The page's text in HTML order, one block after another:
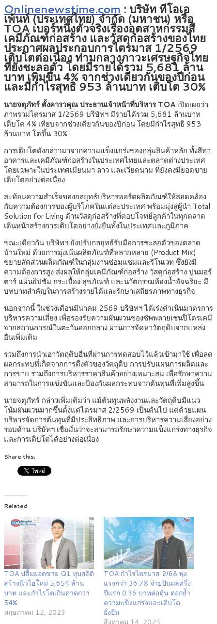
Onlinenewstime.com : บริษัท ทีโอเอ
เพ้นท์ (ประเทศไทย) จำกัด (มหาชน) หรือ
TOA เบอร์หนึ่งตัวจริงเรื่องอุตสาหกรรมสี
เคมีภัณฑ์ก่อสร้าง และวัสดุก่อสร้างของไทย
ประกาศผลประกอบการไตรมาส 1/2569
เติบโตต่อเนื่อง ท่ามกลางภาวะเศรษฐกิจไทย
ที่ยังชะลอตัว โดยมีรายได้รวม 5,681 ล้าน
บาท เพิ่มขึ้น 4% จากช่วงเดียวกันของปีก่อน
และมีกำไรสุทธิ 953 ล้านบาท เติบโต 30%
นายจตุภัทร์ ตั้งคารวคุณ ประธานเจ้าหน้าที่บริหาร TOA เปิดเผยว่า
ภาพรวมไตรมาส 1/2569 บริษัทฯ มีรายได้รวม 5,681 ล้านบาท
เติบโต 4% เทียบจากช่วงเดียวกันของปีก่อน โดยมีกำไรสุทธิ 953
ล้านบาท โตขึ้น 30%
การเติบโตดังกล่าวมาจากความแข็งแกร่งของกลุ่มสินค้าหลัก ทั้งสีทา
อาคารและเคมีภัณฑ์ก่อสร้างในประเทศไทยและตลาดต่างประเทศ
โดยเฉพาะในประเทศเมียนมา ลาว และเวียดนาม ที่ยังคงมียอดขาย
เติบโตอย่างต่อเนื่อง
สะท้อนความสำเร็จของกลยุทธ์บริหารพอร์ตผลิตภัณฑ์ให้สอดคล้อง
กับความต้องการของผู้บริโภคในแต่ละประเทศ พร้อมมุ่งสู่ผู้นำ Total
Solution for Living ด้านวัสดุก่อสร้างที่ตอบโจทย์ลูกค้าในทุกตลาด
เดินหน้าสร้างการเติบโตอย่างยั่งยืนทั้งในประเทศและภูมิภาค
ขณะเดียวกัน บริษัทฯ ยังปรับกลยุทธ์รับมือการชะลอตัวของตลาด
บ้านใหม่ ด้วยการมุ่งเน้นผลิตภัณฑ์ที่หลากหลาย (Product Mix)
ขยายสัดส่วนผลิตภัณฑ์ในกลุ่มงานซ่อมแซมและรีโนเวท ซึ่งยังมี
ความต้องการสูง ส่งผลให้กลุ่มเคมีภัณฑ์ก่อสร้าง วัสดุก่อสร้าง ปูนมอร์
ตาร์ แผ่นยิปซัม กระเบื้อง สุขภัณฑ์ และนวัตกรรมห้องน้ำอัจฉริยะ มี
บทบาทสำคัญในการสร้างรายได้และรักษาเสถียรภาพทางธุรกิจ
นอกจากนี้ ในช่วงเดือนมีนาคม 2569 บริษัทฯ ได้เร่งดำเนินมาตรการ
บริหารความเสี่ยง เพื่อรองรับความผันผวนของซัพพลายเชนปิโตรเคมี
จากสถานการณ์ในตะวันออกกลาง ผ่านการจัดหาวัตถุดิบจากแหล่ง
อื่นเพิ่มเติม
รวมถึงการนำเอาวัตถุดิบอื่นที่ผ่านการทดสอบไว้แล้วเข้ามาใช้ เพื่อลด
ผลกระทบที่เกิดจากการตึงตัวของวัตถุดิบ การปรับแผนการผลิตและ
การขาย รวมถึงการบริหารราคาสินค้าอย่างเหมาะสม เพื่อรักษาความ
สามารถในการแข่งขันและป้องกันผลกระทบจากต้นทุนที่เพิ่มสูงขึ้น
นายจตุภัทร์ กล่าวเพิ่มเติมว่า แม้ต้นทุนพลังงานและวัตถุดิบมีแนว
โน้มผันผวนมากขึ้นตั้งแต่ไตรมาส 2/2569 เป็นต้นไป แต่ด้วยแผน
บริหารจัดการต้นทุนที่มีประสิทธิภาพ และการบริหารความเสี่ยงอย่าง
รอบด้าน บริษัทฯ เชื่อมั่นว่าจะสามารถรักษาความแข็งแกร่งทางธุรกิจ
และการเติบโตได้อย่างต่อเนื่อง
Share this:
Related
TOA ปลื้มยอดขาย Q1 ทุบสถิติ
สร้างนิวไฮใหม่ 5,654 ล้าน
บาท และกำไรโตเกินคาดกว่า
54%
พฤษภาคม 12, 2023
TOA กำไรไตรมาส 2/68 พุ่ง
แรงกว่า 36.7% จ่ายปันผลครึ่ง
ปีแรก 0.36 บาทต่อหุ้น ตอกย้ำ
ความแข็งแกร่งและเติบโต
ยั่งยืน
สิงหาคม 14, 2025